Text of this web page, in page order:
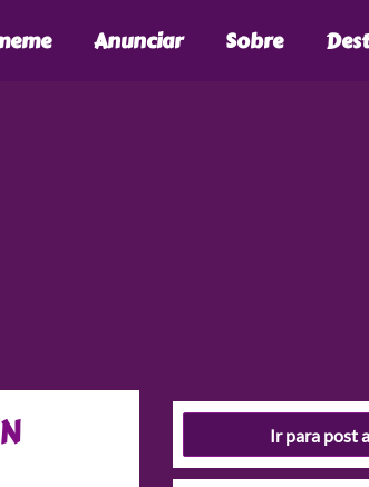
Anunciar Sobre
Ir para post